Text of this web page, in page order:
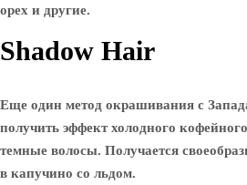
орех и другие.
Shadow Hair
Еще один метод окрашивания с
получить эффект холодного
темные волосы. Получается
в капучино со льдом.